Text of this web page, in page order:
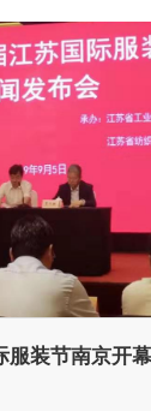
服装节南京开幕